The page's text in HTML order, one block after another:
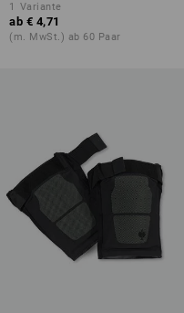
1 Variante
ab € 4,71
(m. MwSt.) ab 60 Paar